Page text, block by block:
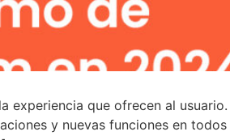
experiencia que ofrecen al
y nuevas funciones en